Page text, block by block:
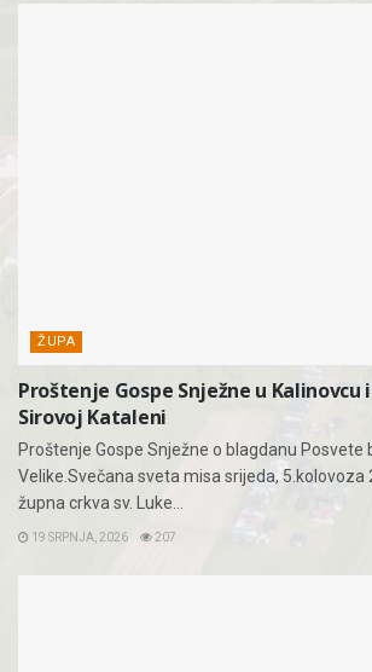
ŽUPA
Proštenje Gospe Snježne u Kalinovcu i
Sirovoj Kataleni
Proštenje Gospe Snježne o blagdanu Posvete
Velike.Svečana sveta misa srijeda, 5.kolovoza
župna crkva sv. Luke...
19 SRPNJA, 2026 207